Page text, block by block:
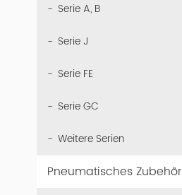
Serie A, B
Serie J
Serie FE
Serie GC
Weitere Serien
Pneumatisches Zubehör